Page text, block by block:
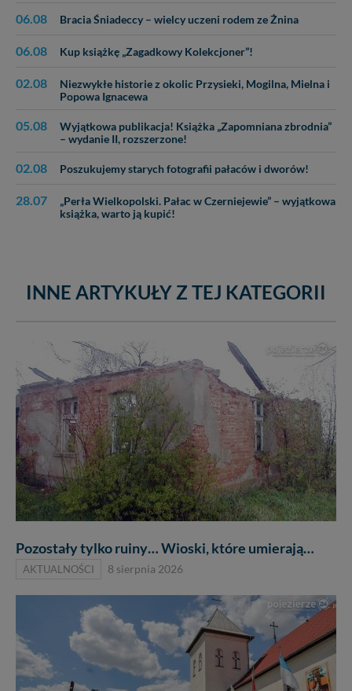
06.08 Bracia Śniadeccy – wielcy uczeni rodem ze Żnina
06.08 Kup książkę „Zagadkowy Kolekcjoner”!
02.08
Niezwykłe historie z okolic Przysieki, Mogilna, Mielna i
Popowa Ignacewa
05.08
Wyjątkowa publikacja! Książka „Zapomniana zbrodnia”
– wydanie II, rozszerzone!
02.08 Poszukujemy starych fotografii pałaców i dworów!
28.07
„Perła Wielkopolski. Pałac w Czerniejewie” – wyjątkowa
książka, warto ją kupić!
INNE ARTYKUŁY Z TEJ KATEGORII
Pozostały tylko ruiny… Wioski, które umierają…
AKTUALNOŚCI 8 sierpnia 2026
danych z formularza kontaktowego, przekazanie danych
itp). Więcej informacji o zasadach i funkcjonalności
Administratorem Twoich danych jest firma: Media
Piastowskim 10B/10. Możesz z nami skontaktować się
za pośrednictwem tejstrony.
W każdej chwili możesz: zażądać dostępu do swoich
zabronić ich przetwarzania. Pamiętaj jednak, że nie
zawsze jest możliwe techniczne zrealizowanie Twoich
Pojezierze Gnieźnieńskie - na weekend, wycieczkę,
wakacje...